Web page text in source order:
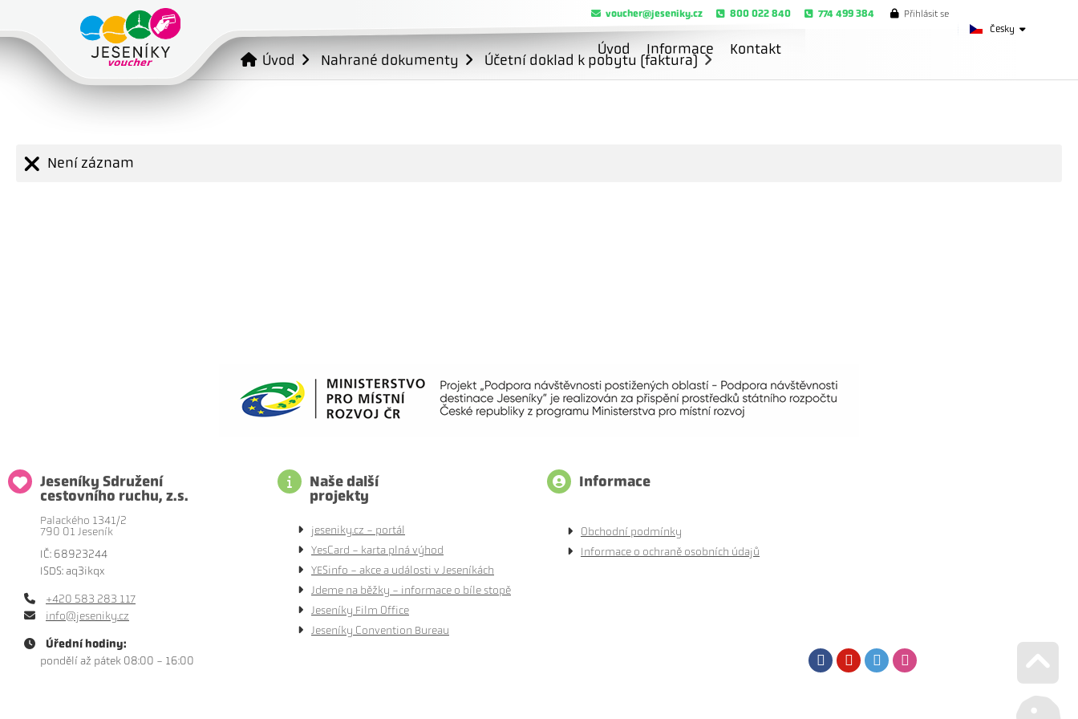
Česky
voucher@jeseniky.cz 800 022 840 774 499 384 Přihlásit se
Úvod Informace Kontakt
Úvod Nahrané dokumenty Účetní doklad k pobytu (faktura)
Není záznam
Jeseníky Sdružení
cestovního ruchu, z.s.
Palackého 1341/2
790 01 Jeseník
IČ: 68923244
ISDS: aq3ikqx
+420 583 283 117
info@jeseniky.cz
Úřední hodiny:
pondělí až pátek 08:00 - 16:00
Naše další
projekty
jeseniky.cz - portál
YesCard - karta plná výhod
YESinfo - akce a události v Jeseníkách
Jdeme na běžky - informace o bíle stopě
Jeseníky Film Office
Jeseníky Convention Bureau
Informace
Obchodní podmínky
Informace o ochraně osobních údajů
FacebookYoutubeTwitter
Go